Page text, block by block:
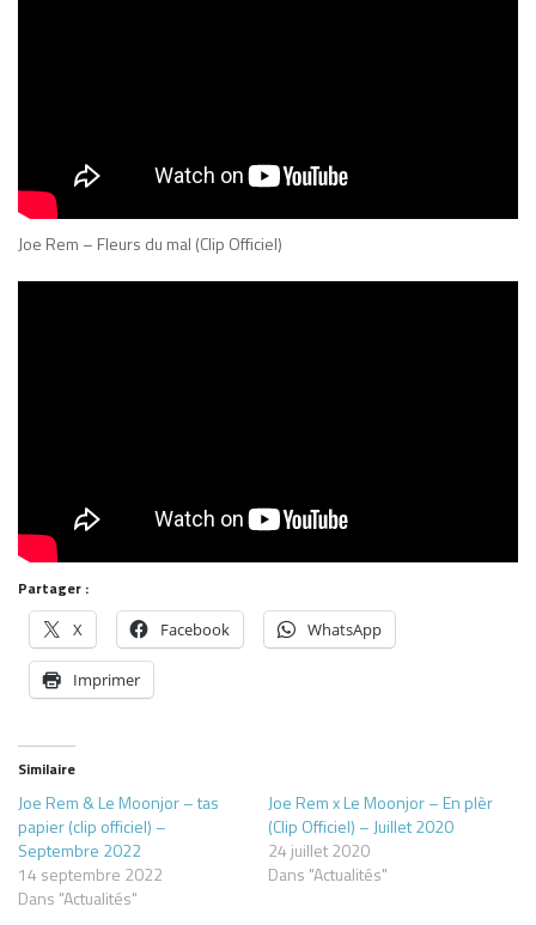
Joe Rem – Fleurs du mal (Clip Officiel)
Partager :
X Facebook WhatsApp
Imprimer
Similaire
Joe Rem & Le Moonjor – tas
papier (clip officiel) –
Septembre 2022
14 septembre 2022
Dans "Actualités"
Joe Rem x Le Moonjor – En plèr
(Clip Officiel) – Juillet 2020
24 juillet 2020
Dans "Actualités"